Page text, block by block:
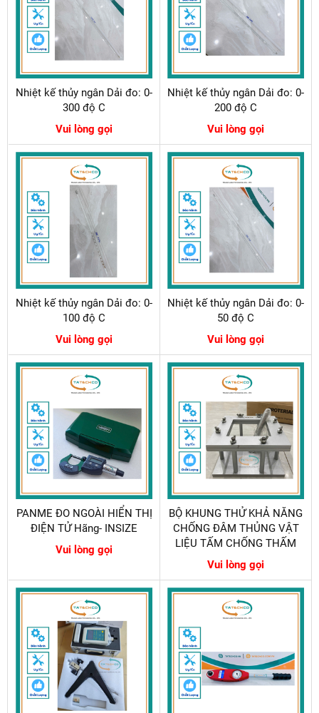
Nhiệt kế thủy ngân Dải đo: 0-
300 độ C
Vui lòng gọi
Nhiệt kế thủy ngân Dải đo: 0-
200 độ C
Vui lòng gọi
Nhiệt kế thủy ngân Dải đo: 0-
100 độ C
Vui lòng gọi
Nhiệt kế thủy ngân Dải đo: 0-
50 độ C
Vui lòng gọi
PANME ĐO NGOÀI HIỂN THỊ
ĐIỆN TỬ Hãng- INSIZE
Vui lòng gọi
BỘ KHUNG THỬ KHẢ NĂNG
CHỐNG ĐÂM THỦNG VẬT
LIỆU TẤM CHỐNG THẤM
Vui lòng gọi